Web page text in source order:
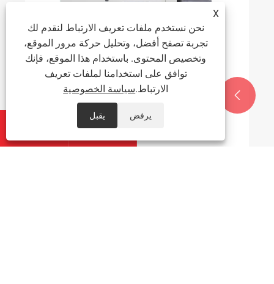


X
نحن نستخدم ملفات تعريف الارتباط لنقدم لك
تجربة تصفح أفضل، وتحليل حركة مرور الموقع،
وتخصيص المحتوى. باستخدام هذا الموقع، فإنك
توافق على استخدامنا لملفات تعريف
الارتباط.سياسة الخصوصية
يرفض يقبل